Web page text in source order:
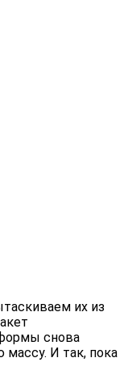
их из
снова
массу. И так, пока